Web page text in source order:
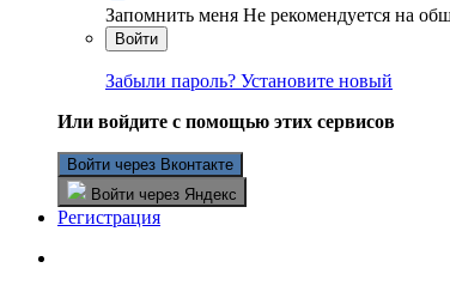
Запомнить меня Не рекомендуется на
Войти
Забыли пароль? Установите новый
Или войдите с помощью этих сервисов
Войти через Вконтакте
Войти через Яндекс
Регистрация